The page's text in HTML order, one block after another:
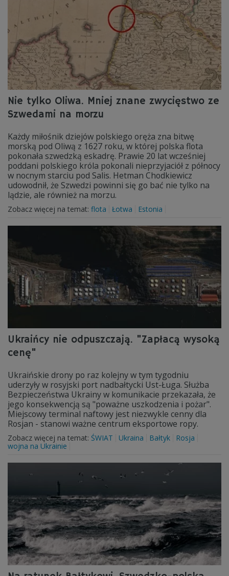
Nie tylko Oliwa. Mniej znane zwycięstwo ze
Szwedami na morzu
Każdy miłośnik dziejów polskiego oręża zna bitwę
morską pod Oliwą z 1627 roku, w której polska flota
pokonała szwedzką eskadrę. Prawie 20 lat wcześniej
poddani polskiego króla pokonali nieprzyjaciół z północy
w nocnym starciu pod Salis. Hetman Chodkiewicz
udowodnił, że Szwedzi powinni się go bać nie tylko na
lądzie, ale również na morzu.
Zobacz więcej na temat: flota Łotwa Estonia
Ukraińcy nie odpuszczają. "Zapłacą wysoką
cenę"
Ukraińskie drony po raz kolejny w tym tygodniu
uderzyły w rosyjski port nadbałtycki Ust-Ługa. Służba
Bezpieczeństwa Ukrainy w komunikacie przekazała, że
jego konsekwencją są "poważne uszkodzenia i pożar".
Miejscowy terminal naftowy jest niezwykle cenny dla
Rosjan - stanowi ważne centrum eksportowe ropy.
Zobacz więcej na temat: ŚWIAT Ukraina Bałtyk
Rosja
wojna na Ukrainie